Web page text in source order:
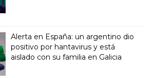
Alerta en España: un argentino dio
positivo por hantavirus y está
aislado con su familia en Galicia